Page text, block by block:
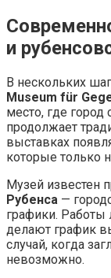
и
В нескольких
Museum für
место, где
продолжает
выставках
которые только
Музей известен
Рубенса —
графики. Работы
делают график
случай, когда
невозможно.